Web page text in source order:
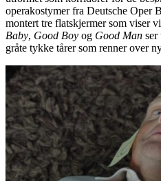
operakostymer fra Deutsche Oper
montert tre flatskjermer som viser
Baby, Good Boy og Good Man ser
gråte tykke tårer som renner over